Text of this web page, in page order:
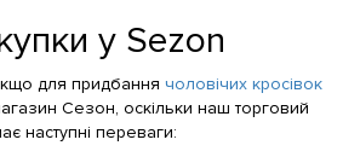
у Sezon
для придбання чоловічих кросівок
Сезон, оскільки наш торговий
наступні переваги: